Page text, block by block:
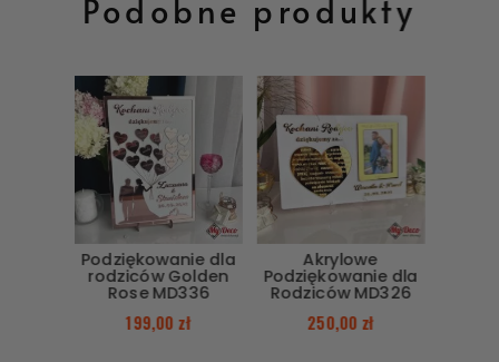
Podobne produkty
Podziękowanie dla
rodziców Golden
Rose MD336
199,00zł
Akrylowe
Podziękowanie dla
Rodziców MD326
250,00 zł